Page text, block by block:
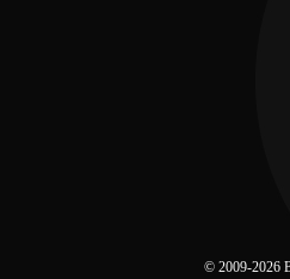
© 2009-2026